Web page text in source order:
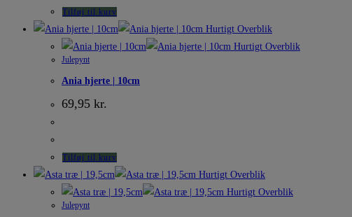
Tilføj til kurv
Hurtigt Overblik
Hurtigt Overblik
Julepynt
Ania hjerte | 10cm
69,95 kr.
Tilføj til kurv
Hurtigt Overblik
Hurtigt Overblik
Julepynt